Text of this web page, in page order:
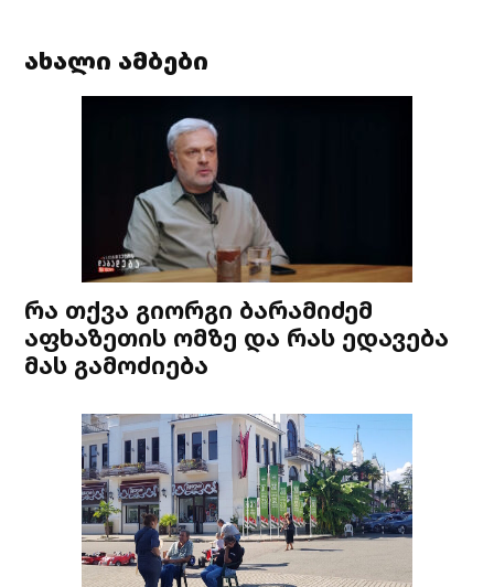
ახალი ამბები
რა თქვა გიორგი ბარამიძემ
აფხაზეთის ომზე და რას ედავება
მას გამოძიება